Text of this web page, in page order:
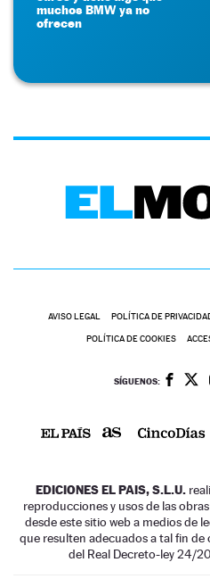
muchos BMW ya no
ofrecen
AVISO LEGAL POLÍTICA DE
POLÍTICA DE COOKIES
SÍGUENOS:
EDICIONES EL PAIS, S.L.U.
reproducciones y usos de las
desde este sitio web a medios de
que resulten adecuados a tal fin
del Real Decreto-ley 24/